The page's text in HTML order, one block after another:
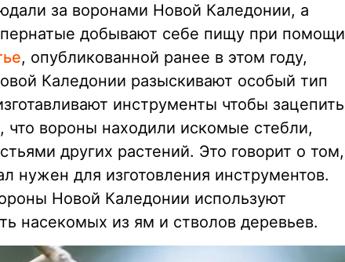
за воронами Новой Каледонии, а
пернатые добывают себе пищу при помощи
, опубликованной ранее в этом году,
Каледонии разыскивают особый тип
инструменты чтобы зацепить
вороны находили искомые стебли,
других растений. Это говорит о том,
нужен для изготовления инструментов.
Новой Каледонии используют
насекомых из ям и стволов деревьев.